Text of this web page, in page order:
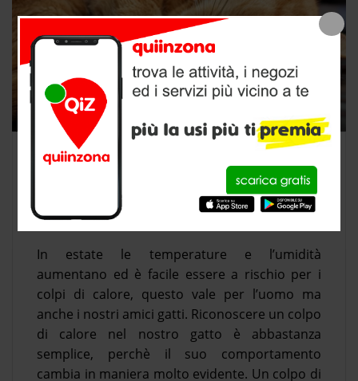
ESTATE E COLPI DI CALORE NEL
0
In estate le temperature e l’umidità
aumentano ed è facile essere a rischio per i
colpi di calore, questo vale per l’uomo ma
anche i nostri amici gatti. Riconoscere un colpo
di calore nel nostro gatto è abbastanza
semplice, perchè il suo comportamento
cambia in maniera molto evidente. Un colpo di